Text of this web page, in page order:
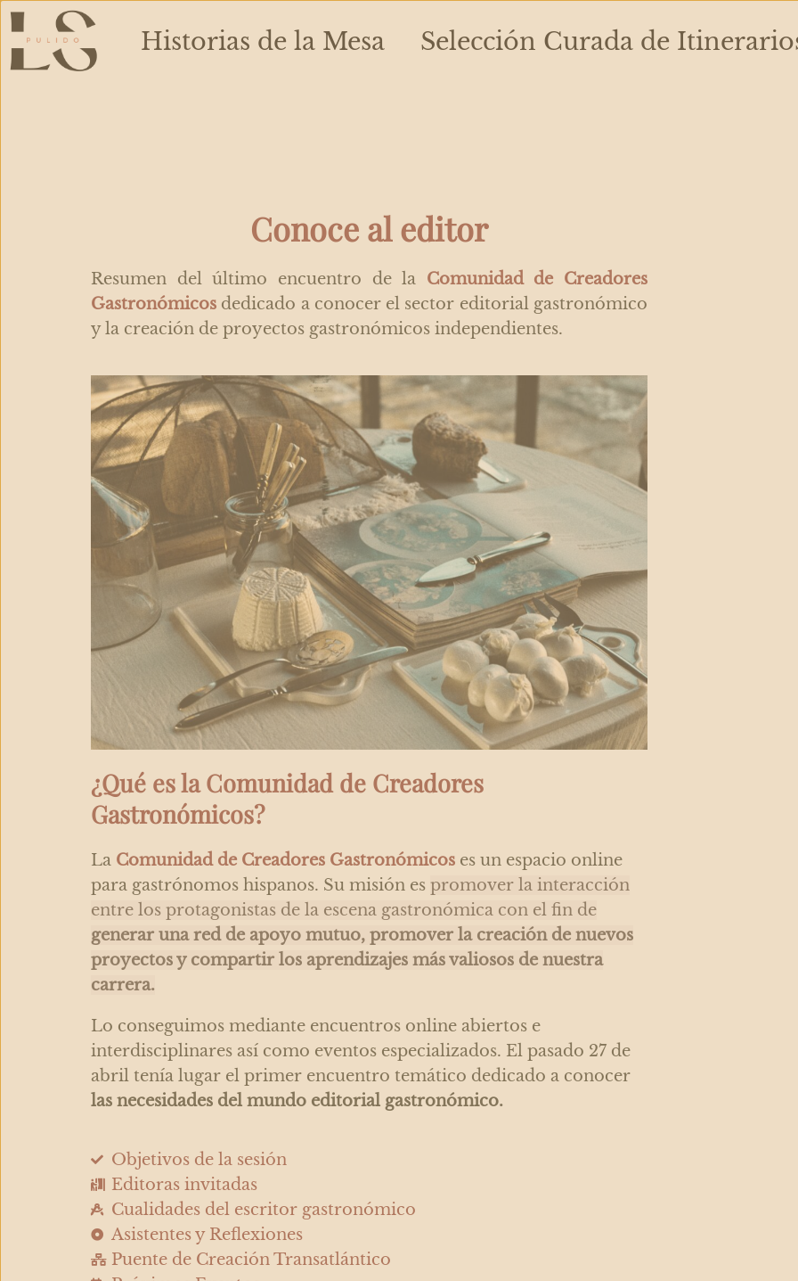
al
contenido
Historias de la Mesa Selección Curada de
Conoce al editor
Resumen del último encuentro de la Comunidad de Creadores
Gastronómicos dedicado a conocer el sector editorial gastronómico
y la creación de proyectos gastronómicos independientes.
¿Qué es la Comunidad de Creadores
Gastronómicos?
La Comunidad de Creadores Gastronómicos es un espacio online
para gastrónomos hispanos. Su misión es promover la interacción
entre los protagonistas de la escena gastronómica con el fin de
generar una red de apoyo mutuo, promover la creación de nuevos
proyectos y compartir los aprendizajes más valiosos de nuestra
carrera.
Lo conseguimos mediante encuentros online abiertos e
interdisciplinares así como eventos especializados. El pasado 27 de
abril tenía lugar el primer encuentro temático dedicado a conocer
las necesidades del mundo editorial gastronómico.
Objetivos de la sesión
Editoras invitadas
Cualidades del escritor gastronómico
Asistentes y Reflexiones
Puente de Creación Transatlántico